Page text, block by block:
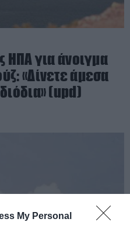
My Personal
ΗΠΑ για άνοιγμα
«Δίνετε άμεσα
(upd)